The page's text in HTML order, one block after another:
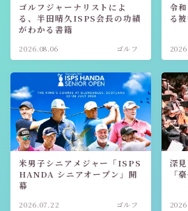
ゴルフジャーナリストによ
る、半田晴久ISPS会長の功績
がわかる書籍
2026.08.06 ゴルフ
令
る
米男子シニアメジャー「ISPS
HANDA シニアオープン」開
幕
2026.07.22 ゴルフ
深
「